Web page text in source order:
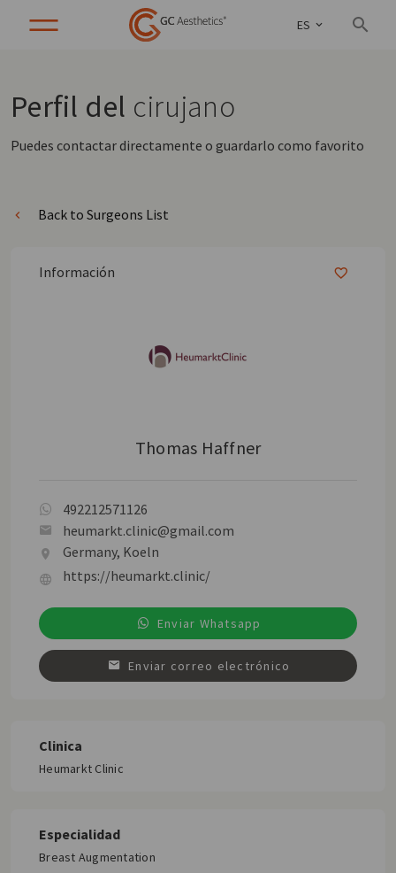
ES
Perfil del cirujano
Puedes contactar directamente o guardarlo como favorito
Back to Surgeons List
Información
Thomas Haffner
492212571126
heumarkt.clinic@gmail.com
Germany, Koeln
https://heumarkt.clinic/
Enviar Whatsapp
Enviar correo electrónico
Clinica
Heumarkt Clinic
Especialidad
Breast Augmentation